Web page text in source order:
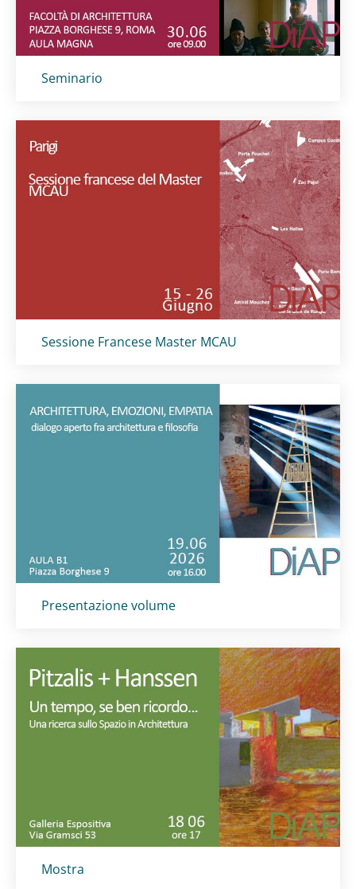
Titolo card
Seminario
Titolo card:
Sessione Francese Master MCAU
Titolo card:
Presentazione volume
Titolo card
Mostra